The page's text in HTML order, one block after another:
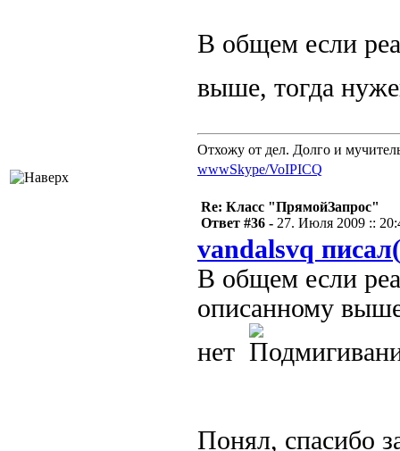
В общем если
выше, тогда
Отхожу от дел. Долго и
wwwSkype/VoIPICQ
Re: Класс "ПрямойЗапрос"
Ответ #36 - 27. Июля 2009 ::
vandalsvq
В общем если
описанному
нет
Понял, спасибо